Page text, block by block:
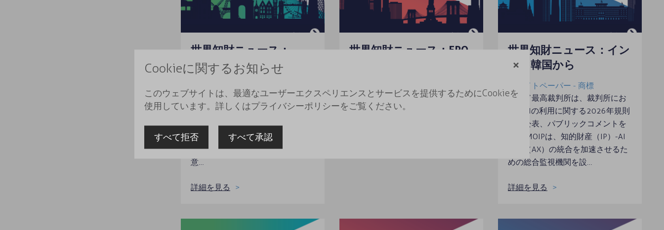
世界知財ニュース：
WIPOと韓国から
国連機関は、AIを活用した医療イ
ノベーションと知的財産に関する
出版物を発表 IP5各庁は、AI時代に
おける知的財産問題に対処するた
めの共同措置を強化することで合
意…
詳細を見る
世界知財ニュース：EPO
2026年欧州発明家賞の受賞者が発
表され 中国は、商標法を改正
世界知財ニュース：イン
ドと韓国から
ホワイトペーパー - 商標
インド最高裁判所は、裁判所にお
けるAIの利用に関する2026年規則
案を公表、パブリックコメントを
募集 MOIPは、知的財産（IP）-AI
変革（AX）の統合を加速させるた
めの総合監視機関を設…
詳細を見る
Cookieに関するお知らせ
このウェブサイトは、最適なユーザーエクスペリエンスとサービスを提供するためにCookieを
使用しています。詳しくはプライバシーポリシーをご覧ください。
すべて拒否 すべて承認